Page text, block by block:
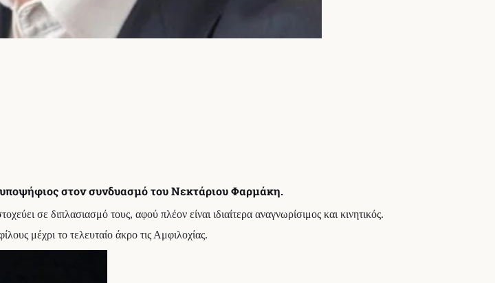
στον συνδυασμό του Νεκτάριου Φαρμάκη.
σε διπλασιασμό τους, αφού πλέον είναι ιδιαίτερα αναγνωρίσιμος και κινητικός.
μέχρι το τελευταίο άκρο τις Αμφιλοχίας.